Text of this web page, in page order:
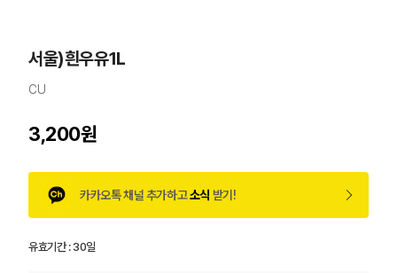
서울)흰우유1L
CU
3,200원
카카오톡 채널 추가하고소식 받기!
유효기간 :30일